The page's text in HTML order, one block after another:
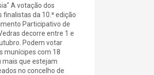
A votação dos
finalistas da 10.ª edição
Participativo de
decorre entre 1 e
Podem votar
munícipes com 18
mais que estejam
no concelho de